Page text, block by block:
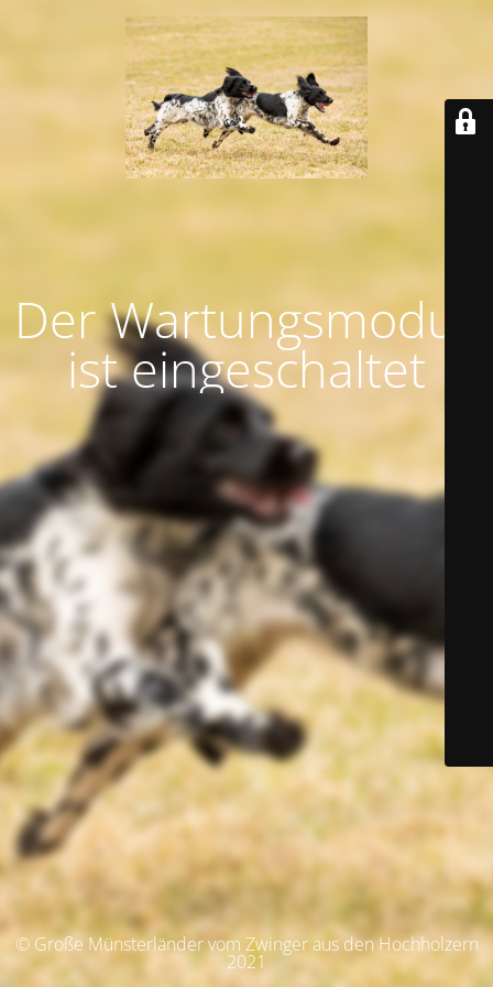
Der Wartungsmodus
ist eingeschaltet
© Große Münsterländer vom Zwinger aus den Hochholzern
2021